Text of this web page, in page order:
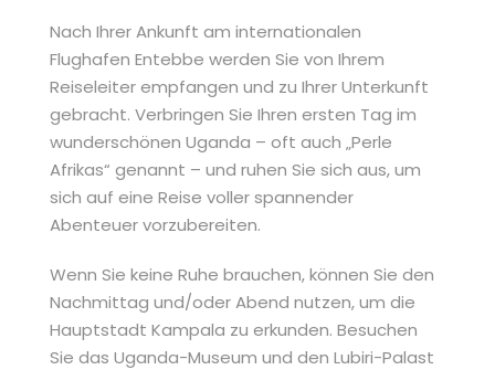
Nach Ihrer Ankunft am internationalen
Flughafen Entebbe werden Sie von Ihrem
Reiseleiter empfangen und zu Ihrer Unterkunft
gebracht. Verbringen Sie Ihren ersten Tag im
wunderschönen Uganda – oft auch „Perle
Afrikas“ genannt – und ruhen Sie sich aus, um
sich auf eine Reise voller spannender
Abenteuer vorzubereiten.
Wenn Sie keine Ruhe brauchen, können Sie den
Nachmittag und/oder Abend nutzen, um die
Hauptstadt Kampala zu erkunden. Besuchen
Sie das Uganda-Museum und den Lubiri-Palast